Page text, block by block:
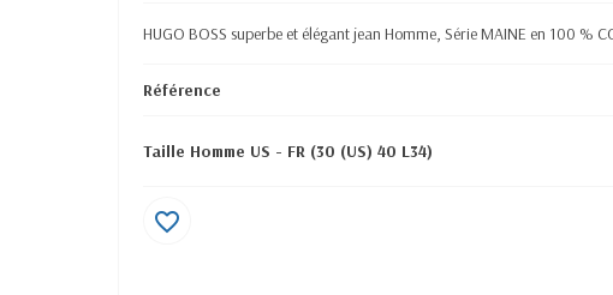
HUGO BOSS superbe et élégant jean Homme, Série MAINE en 100 %
Référence
Taille Homme US - FR (30 (US) 40 L34)
favorite_border